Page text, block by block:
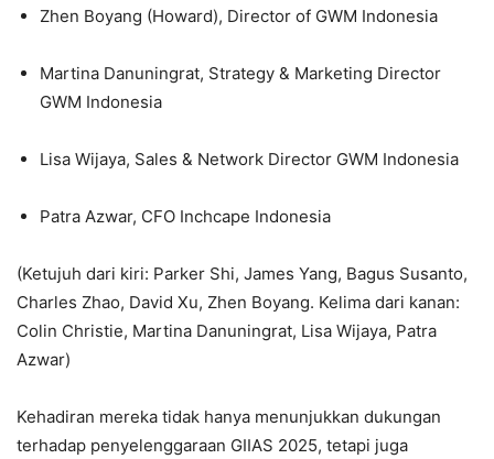
Zhen Boyang (Howard), Director of GWM Indonesia
Martina Danuningrat, Strategy & Marketing Director
GWM Indonesia
Lisa Wijaya, Sales & Network Director GWM Indonesia
Patra Azwar, CFO Inchcape Indonesia
(Ketujuh dari kiri: Parker Shi, James Yang, Bagus Susanto,
Charles Zhao, David Xu, Zhen Boyang. Kelima dari kanan:
Colin Christie, Martina Danuningrat, Lisa Wijaya, Patra
Azwar)
Kehadiran mereka tidak hanya menunjukkan dukungan
terhadap penyelenggaraan GIIAS 2025, tetapi juga